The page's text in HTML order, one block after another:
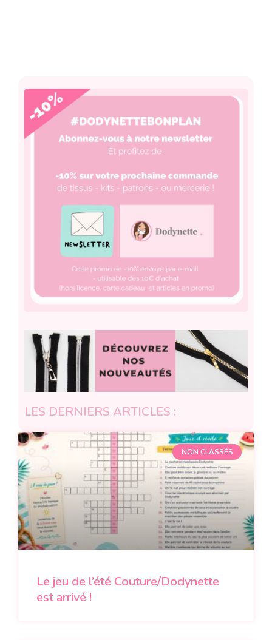
LES DERNIERS ARTICLES :
NON CLASSÉS
Le jeu de l’été Couture/Dodynette
est arrivé !